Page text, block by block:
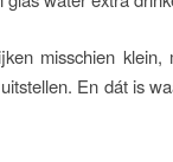
misschien klein,
En dát is